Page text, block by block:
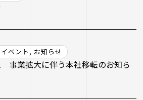
ベント, お知らせ
事業拡大に伴う本社移転のお知ら